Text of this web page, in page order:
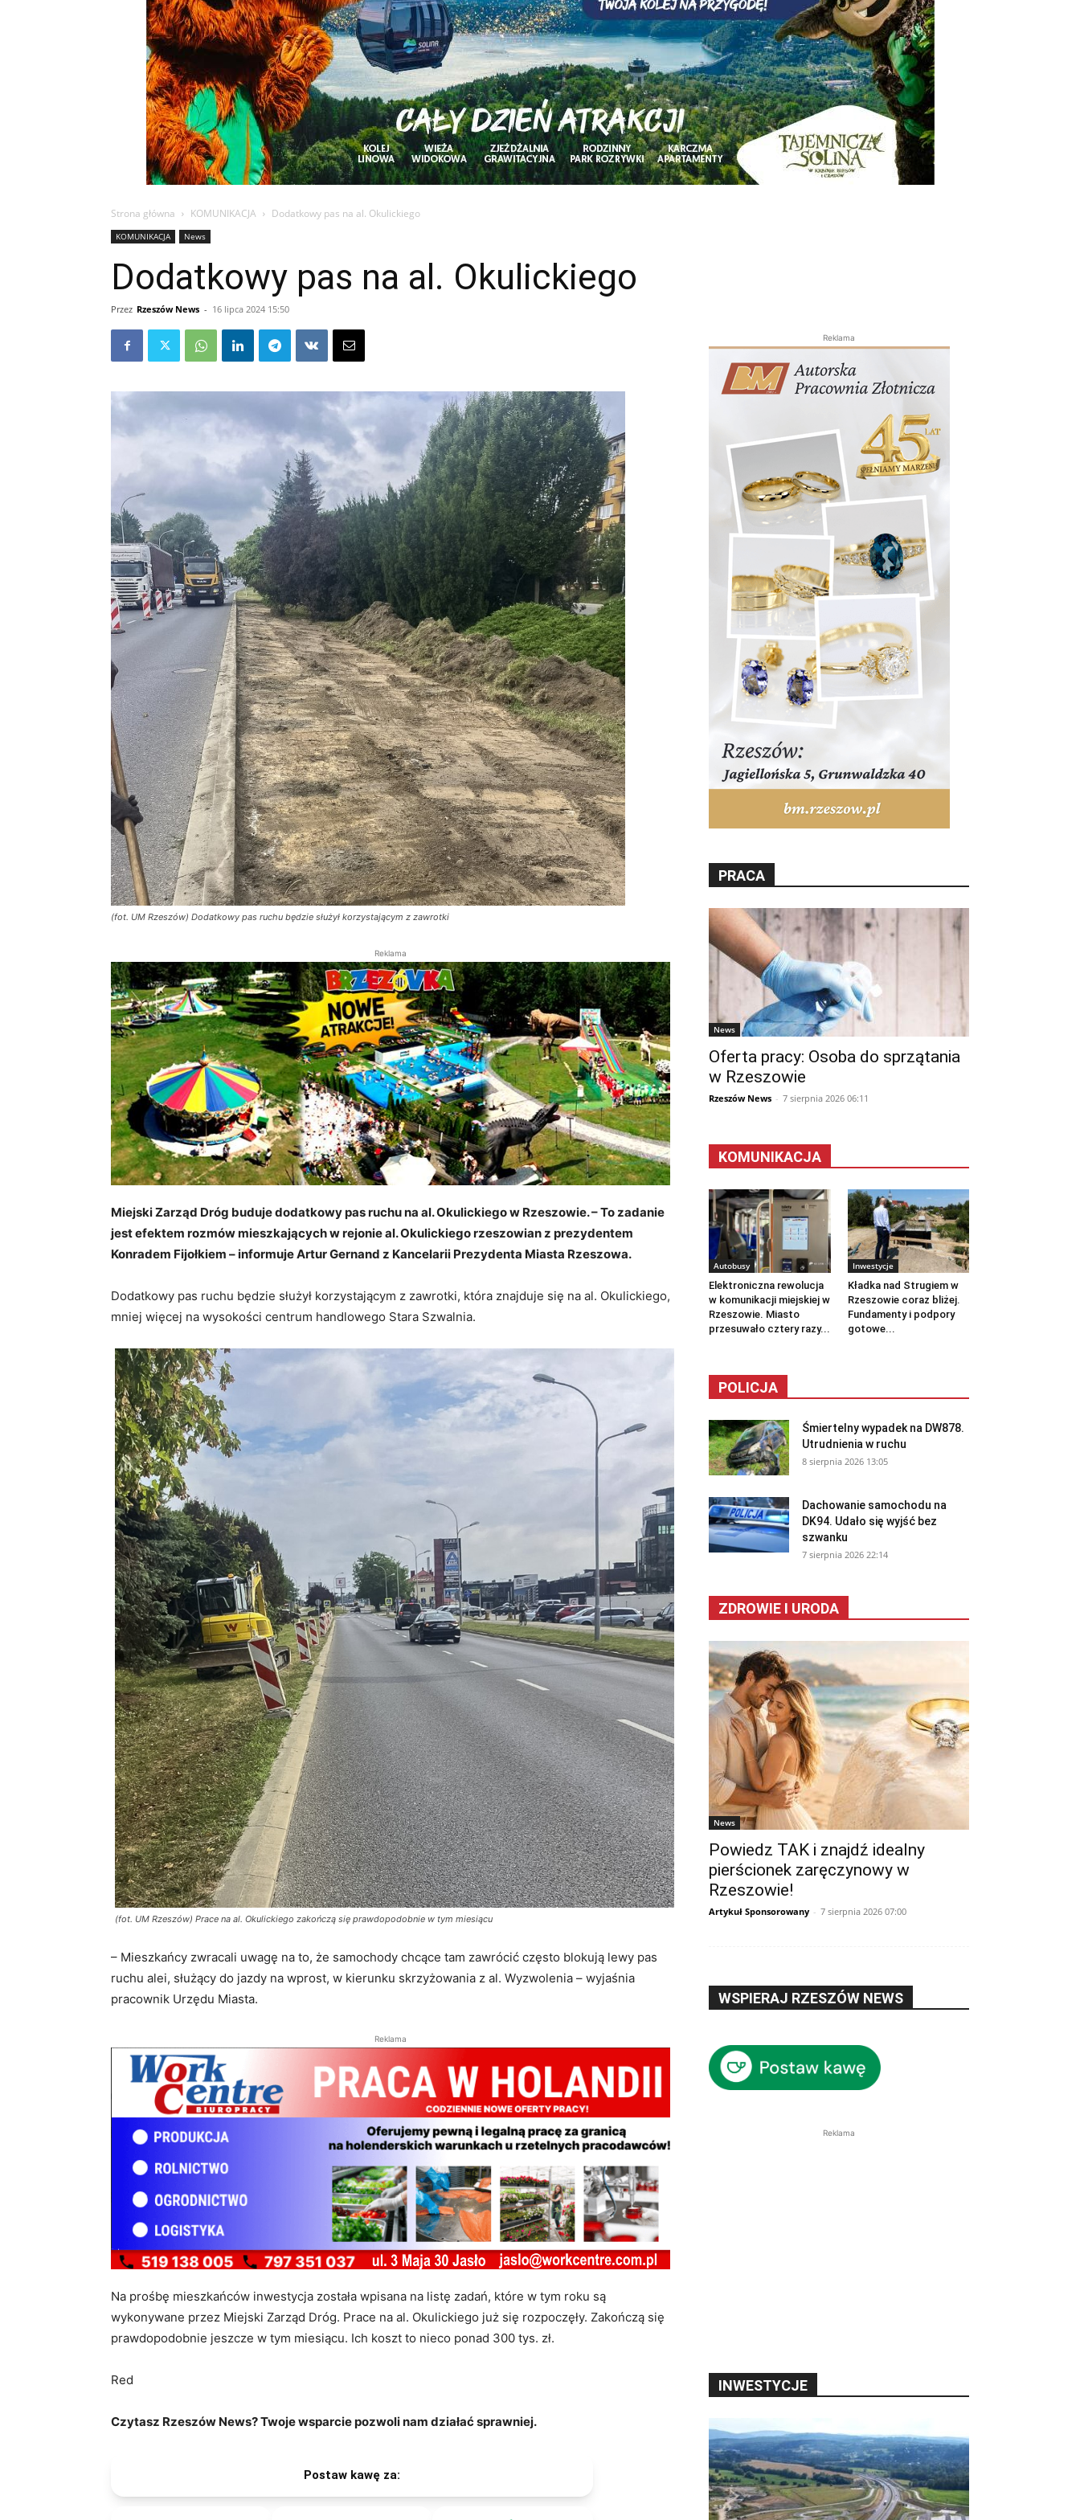
Strona główna KOMUNIKACJA Dodatkowy pas na al. Okulickiego
KOMUNIKACJA News
Dodatkowy pas na al. Okulickiego
Przez Rzeszów News - 16 lipca 2024 15:50
(fot. UM Rzeszów) Dodatkowy pas ruchu będzie służył korzystającym z zawrotki
Reklama
Miejski Zarząd Dróg buduje dodatkowy pas ruchu na al. Okulickiego w Rzeszowie. – To zadanie
jest efektem rozmów mieszkających w rejonie al. Okulickiego rzeszowian z prezydentem
Konradem Fijołkiem – informuje Artur Gernand z Kancelarii Prezydenta Miasta Rzeszowa.
Dodatkowy pas ruchu będzie służył korzystającym z zawrotki, która znajduje się na al. Okulickiego,
mniej więcej na wysokości centrum handlowego Stara Szwalnia.
(fot. UM Rzeszów) Prace na al. Okulickiego zakończą się prawdopodobnie w tym miesiącu
– Mieszkańcy zwracali uwagę na to, że samochody chcące tam zawrócić często blokują lewy pas
ruchu alei, służący do jazdy na wprost, w kierunku skrzyżowania z al. Wyzwolenia – wyjaśnia
pracownik Urzędu Miasta.
Reklama
Na prośbę mieszkańców inwestycja została wpisana na listę zadań, które w tym roku są
wykonywane przez Miejski Zarząd Dróg. Prace na al. Okulickiego już się rozpoczęły. Zakończą się
prawdopodobnie jeszcze w tym miesiącu. Ich koszt to nieco ponad 300 tys. zł.
Red
Czytasz Rzeszów News? Twoje wsparcie pozwoli nam działać sprawniej.
Postaw kawę za:
Reklama
PRACA
News
Oferta pracy: Osoba do sprzątania
w Rzeszowie
Rzeszów News - 7 sierpnia 2026 06:11
KOMUNIKACJA
Autobusy
Elektroniczna rewolucja
w komunikacji miejskiej w
Rzeszowie. Miasto
przesuwało cztery razy...
Inwestycje
Kładka nad Strugiem w
Rzeszowie coraz bliżej.
Fundamenty i podpory
gotowe...
POLICJA
Śmiertelny wypadek na DW878.
Utrudnienia w ruchu
8 sierpnia 2026 13:05
Dachowanie samochodu na
DK94. Udało się wyjść bez
szwanku
7 sierpnia 2026 22:14
ZDROWIE I URODA
News
Powiedz TAK i znajdź idealny
pierścionek zaręczynowy w
Rzeszowie!
Artykuł Sponsorowany - 7 sierpnia 2026 07:00
WSPIERAJ RZESZÓW NEWS
Reklama
INWESTYCJE